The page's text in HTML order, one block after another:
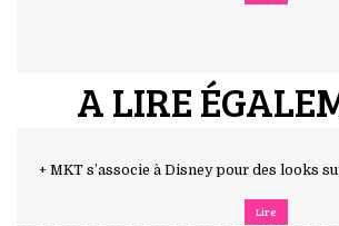
A LIRE
+ MKT s’associe à Disney pour des looks
Lire